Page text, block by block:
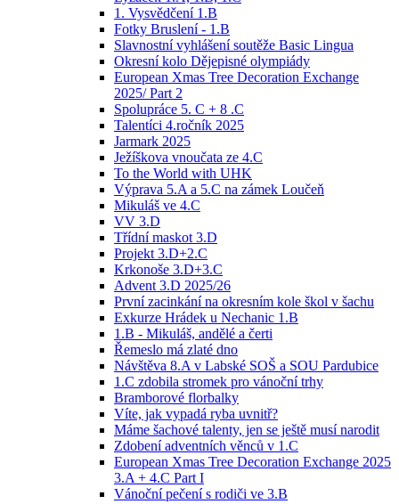
1. Vysvědčení 1.B
Fotky Bruslení - 1.B
Slavnostní vyhlášení soutěže Basic Lingua
Okresní kolo Dějepisné olympiády
European Xmas Tree Decoration Exchange
2025/ Part 2
Spolupráce 5. C + 8 .C
Talentíci 4.ročník 2025
Jarmark 2025
Ježíškova vnoučata ze 4.C
To the World with UHK
Výprava 5.A a 5.C na zámek Loučeň
Mikuláš ve 4.C
VV 3.D
Třídní maskot 3.D
Projekt 3.D+2.C
Krkonoše 3.D+3.C
Advent 3.D 2025/26
První zacinkání na okresním kole škol v šachu
Exkurze Hrádek u Nechanic 1.B
1.B - Mikuláš, andělé a čerti
Řemeslo má zlaté dno
Návštěva 8.A v Labské SOŠ a SOU Pardubice
1.C zdobila stromek pro vánoční trhy
Bramborové florbalky
Víte, jak vypadá ryba uvnitř?
Máme šachové talenty, jen se ještě musí narodit
Zdobení adventních věnců v 1.C
European Xmas Tree Decoration Exchange 2025
3.A + 4.C Part I
Vánoční pečení s rodiči ve 3.B